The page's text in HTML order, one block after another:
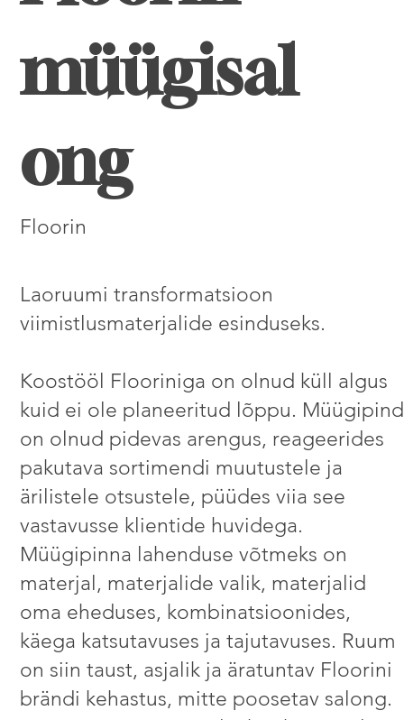
müügisal
ong
Floorin
Laoruumi transformatsioon
viimistlusmaterjalide esinduseks.
Koostööl Flooriniga on olnud küll algus
kuid ei ole planeeritud lõppu. Müügipind
on olnud pidevas arengus, reageerides
pakutava sortimendi muutustele ja
ärilistele otsustele, püüdes viia see
vastavusse klientide huvidega.
Müügipinna lahenduse võtmeks on
materjal, materjalide valik, materjalid
oma eheduses, kombinatsioonides,
käega katsutavuses ja tajutavuses. Ruum
on siin taust, asjalik ja äratuntav Floorini
brändi kehastus, mitte poosetav salong.